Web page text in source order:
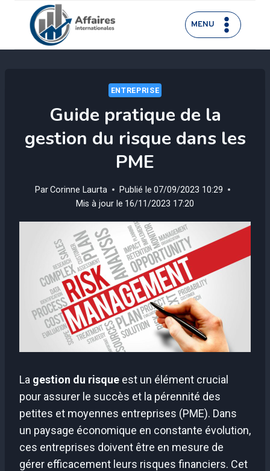
contenu
MENU
ENTREPRISE
Guide pratique de la
gestion du risque dans les
PME
ParCorinne Laurta Publié le 07/09/2023 10:29
Mis à jour le 16/11/2023 17:20
La gestion du risque est un élément crucial
pour assurer le succès et la pérennité des
petites et moyennes entreprises (PME). Dans
un paysage économique en constante évolution,
ces entreprises doivent être en mesure de
gérer efficacement leurs risques financiers. Cet